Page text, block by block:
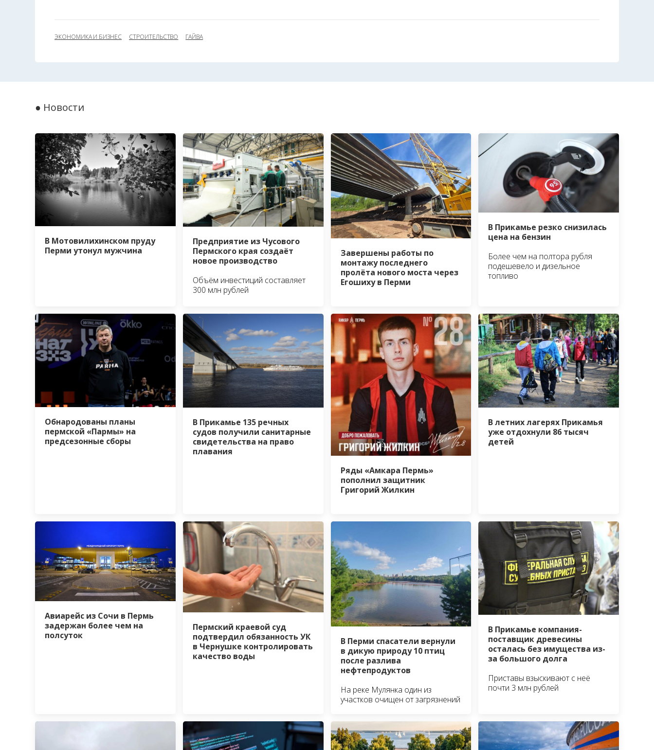
ЭКОНОМИКА И БИЗНЕС СТРОИТЕЛЬСТВО ГАЙВА
● Новости
В Мотовилихинском пруду
Перми утонул мужчина
Предприятие из Чусового
Пермского края создаёт
новое производство
Объём инвестиций составляет
300 млн рублей
Завершены работы по
монтажу последнего
пролёта нового моста через
Егошиху в Перми
В Прикамье резко снизилась
цена на бензин
Более чем на полтора рубля
подешевело и дизельное
топливо
Обнародованы планы
пермской «Пармы» на
предсезонные сборы
В Прикамье 135 речных
судов получили санитарные
свидетельства на право
плавания
Ряды «Амкара Пермь»
пополнил защитник
Григорий Жилкин
В летних лагерях Прикамья
уже отдохнули 86 тысяч
детей
Авиарейс из Сочи в Пермь
задержан более чем на
полсуток
Пермский краевой суд
подтвердил обязанность УК
в Чернушке контролировать
качество воды
В Перми спасатели вернули
в дикую природу 10 птиц
после разлива
нефтепродуктов
На реке Мулянка один из
участков очищен от загрязнений
В Прикамье компания-
поставщик древесины
осталась без имущества из-
за большого долга
Приставы взыскивают с неё
почти 3 млн рублей